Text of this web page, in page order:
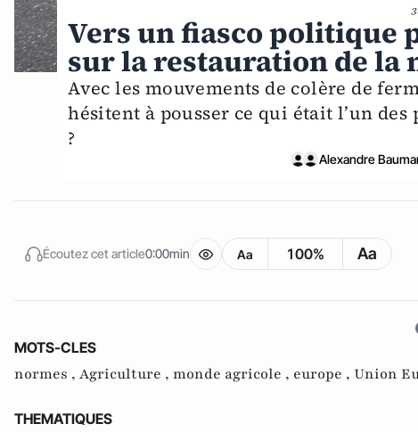
Vers un fiasco politique
sur la restauration de la
Avec les mouvements de colère de
hésitent à pousser ce qui était l’un
?
Alexandre
Écoutez cet article0:00min Aa 100% Aa
MOTS-CLES
normes , Agriculture , monde agricole , europe , Union
THEMATIQUES